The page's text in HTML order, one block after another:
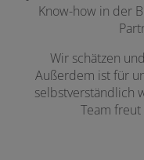
Know-how in der
Wir schätzen
Außerdem ist für
selbstverständlich
Team